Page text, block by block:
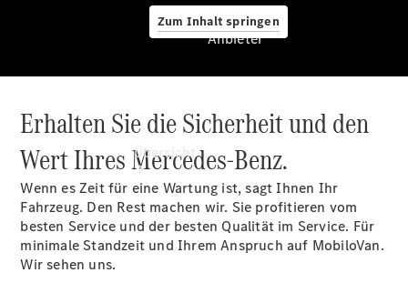
Zum Inhalt springen
Anbieter
Übersicht
Anbieter
Erhalten Sie die Sicherheit und den
Wert Ihres Mercedes-Benz.
Wenn es Zeit für eine Wartung ist, sagt Ihnen Ihr
Fahrzeug. Den Rest machen wir. Sie profitieren vom
besten Service und der besten Qualität im Service. Für
minimale Standzeit und Ihrem Anspruch auf MobiloVan.
Wir sehen uns.